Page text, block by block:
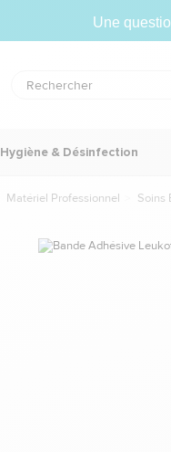
Une
Hygiène & Désinfection
Matériel Professionnel Soins